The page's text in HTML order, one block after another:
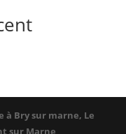
à Bry sur marne, Le